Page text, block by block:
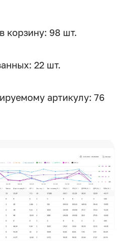
корзину: 98 шт.
22 шт.
артикулу: 76